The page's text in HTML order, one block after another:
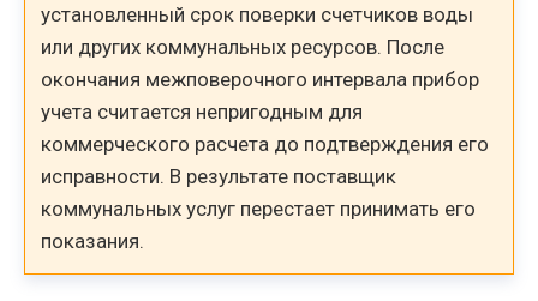
установленный срок поверки счетчиков воды
или других коммунальных ресурсов. После
окончания межповерочного интервала прибор
учета считается непригодным для
коммерческого расчета до подтверждения его
исправности. В результате поставщик
коммунальных услуг перестает принимать его
показания.